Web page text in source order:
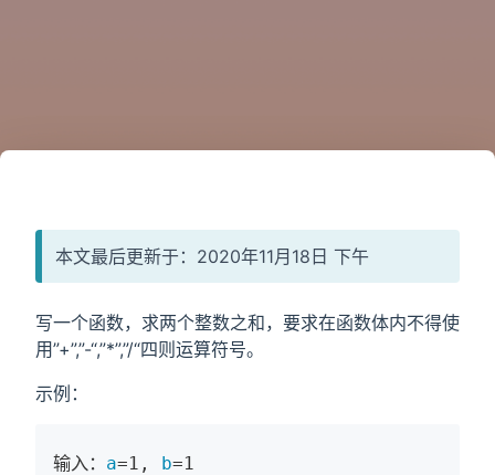
本文最后更新于：2020年11月18日 下午
写一个函数，求两个整数之和，要求在函数体内不得使
用”+”,”-“,”*”,”/“四则运算符号。
示例：
输入： a=1, b=1